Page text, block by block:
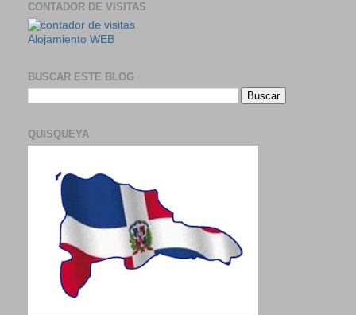
CONTADOR DE VISITAS
Alojamiento WEB
BUSCAR ESTE BLOG
QUISQUEYA